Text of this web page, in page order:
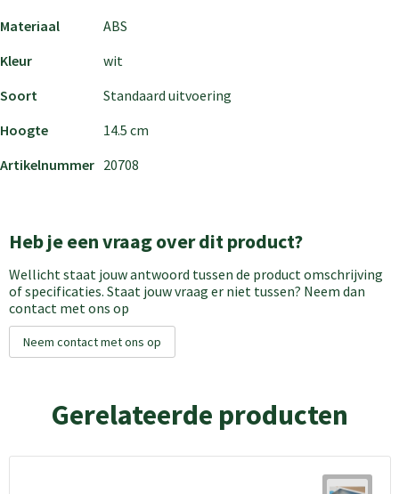
Materiaal
ABS
Kleur
wit
Soort
Standaard uitvoering
Hoogte
14.5 cm
Artikelnummer 20708
Heb je een vraag over dit product?
Wellicht staat jouw antwoord tussen de product omschrijving
of specificaties. Staat jouw vraag er niet tussen? Neem dan
contact met ons op
Neem contact met ons op
Gerelateerde producten